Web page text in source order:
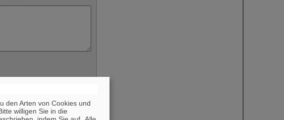
den Arten von Cookies und
Bitte willigen Sie in die